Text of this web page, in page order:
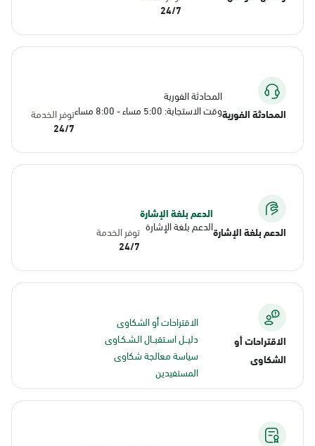
24/7
المحادثة الفورية
المحادثة الفورية
وقت الاستجابة: 5:00 مساء - 8:00 مساء
توفر الخدمة
24/7
الدعم بلغة الإشارة
الدعم بلغة الإشارة
الدعم بلغة الإشارة توفر الخدمة
24/7
الاقتراحات أو
الشكاوى
الاقتراحات أو الشكاوى
دليــل اسـتقبــال الـشـكـاوى
سياسة معالجة شكاوى
المستفيدين